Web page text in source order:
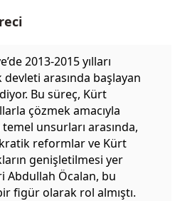
2013-2015 yılları
devleti arasında başlayan
Bu süreç, Kürt
çözmek amacıyla
temel unsurları arasında,
reformlar ve Kürt
genişletilmesi yer
Abdullah Öcalan, bu
figür olarak rol almıştı.